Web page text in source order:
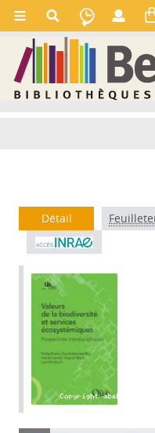
Détail